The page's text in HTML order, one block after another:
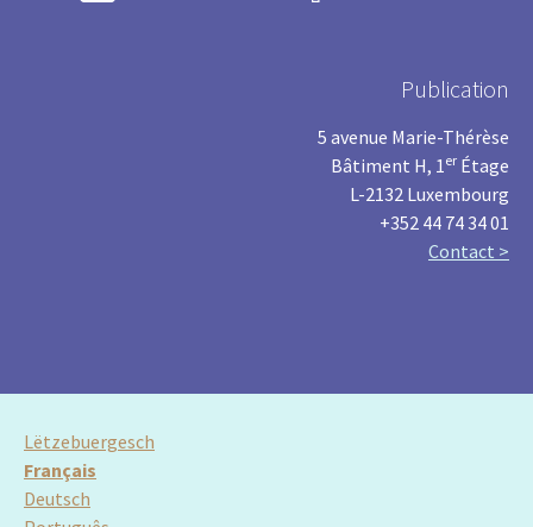
Publication
5 avenue Marie-Thérèse
Bâtiment H, 1 er Étage
L-2132 Luxembourg
+352 44 74 34 01
Contact >
Lëtzebuergesch
Français
Deutsch